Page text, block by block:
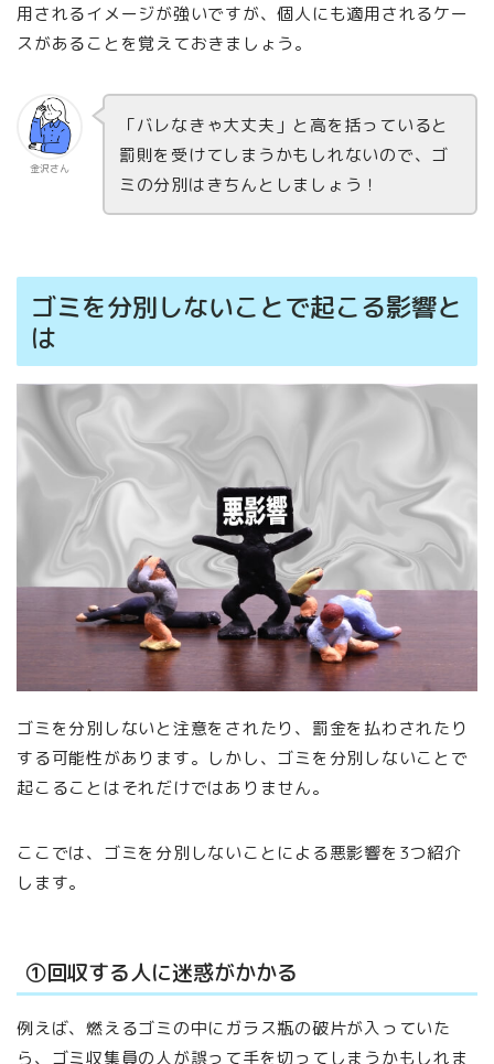
用されるイメージが強いですが、個人にも適用されるケー
スがあることを覚えておきましょう。
金沢さん
「バレなきゃ大丈夫」と高を括っていると
罰則を受けてしまうかもしれないので、ゴ
ミの分別はきちんとしましょう！
ゴミを分別しないことで起こる影響と
は
ゴミを分別しないと注意をされたり、罰金を払わされたり
する可能性があります。しかし、ゴミを分別しないことで
起こることはそれだけではありません。
ここでは、ゴミを分別しないことによる悪影響を3つ紹介
します。
①回収する人に迷惑がかかる
例えば、燃えるゴミの中にガラス瓶の破片が入っていた
ら、ゴミ収集員の人が誤って手を切ってしまうかもしれま